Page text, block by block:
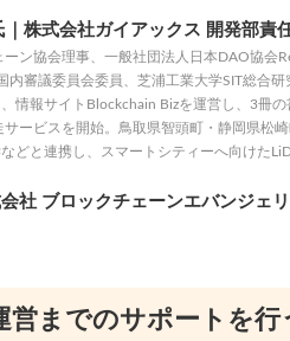
株式会社ガイアックス 開発部責
ン協会理事、一般社団法人日本DAO協会
内審議委員会委員、芝浦工業大学SIT総合
情報サイトBlockchain Bizを運営し、3冊
ービスを開始。鳥取県智頭町・静岡県松
どと連携し、スマートシティーへ向けた
社 ブロックチェーンエバンジェ
営までのサポートを